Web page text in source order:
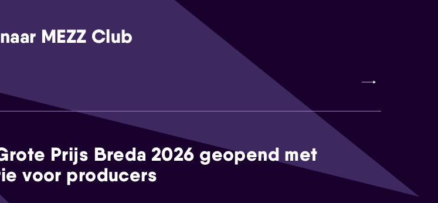
MEZZ Club
Prijs Breda 2026 geopend met
voor producers